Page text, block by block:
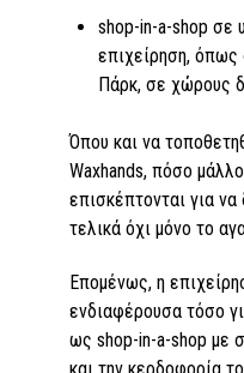
shop-in-a-shop σε
επιχείρηση,
Πάρκ, σε χώρους
Όπου και να
Waxhands, πόσο
επισκέπτονται για να
τελικά όχι μόνο το
Επομένως, η
ενδιαφέρουσα τόσο
ως shop-in-a-shop με
και την κερδοφορία